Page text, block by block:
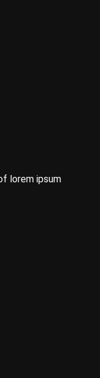
lorem ipsum